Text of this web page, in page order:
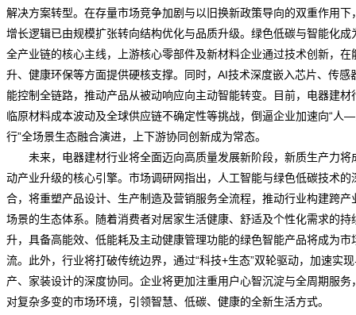
解决方案转型。在存量市场竞争加剧与以旧换新政策导向的双重作用下
增长逻辑已由规模扩张转向结构优化与品质升级。绿色低碳与智能化成
全产业链的核心主线，上游核心零部件及新材料企业通过技术创新，在
升、健康环保等方面提供硬核支撑。同时，AI技术深度嵌入芯片、传感
能控制全链路，推动产品从被动响应向主动智能转变。目前，电器建材
临原材料成本波动及全球供应链不确定性等挑战，倒逼企业加速向“人
行”全场景生态融合演进，上下游协同创新成为常态。
未来，电器建材行业将全面迈向高质量发展新阶段，新质生产力将
动产业升级的核心引擎。 市场调研网指出，人工智能与绿色低碳技术的
合，将重塑产品设计、生产制造及营销服务全流程，推动行业构建跨产
场景的生态体系。随着消费者对居家生活健康、舒适及个性化需求的持
升，具备高能效、低能耗及主动健康管理功能的绿色智能产品将成为市
流。此外，行业将打破传统边界，通过“科技+生态”双轮驱动，加速实
产、家装设计的深度协同。企业将更加注重用户心智沉淀与全周期服务
对复杂多变的市场环境，引领智慧、低碳、健康的全新生活方式。